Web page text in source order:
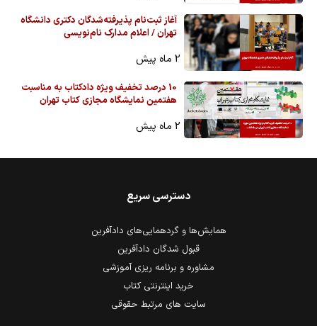
آغاز ثبت‌نام پذیرفته‌شدگان دکتری دانشگاه
تهران / اعلام مدارک نام‌نویسی
2 ماه پیش
10 درصد تخفیف ویژه دادکتاب به مناسبت
هفتمین نمایشگاه مجازی کتاب تهران
2 ماه پیش
دسترسی سریع
همایش‌ها و گردهمایی‌های دادآفرین
قبول شدگان دادآفرین
مشاوره و برنامه ریزی آموزشی
خرید اینترنتی کتاب
سایت های مرتبط حقوقی